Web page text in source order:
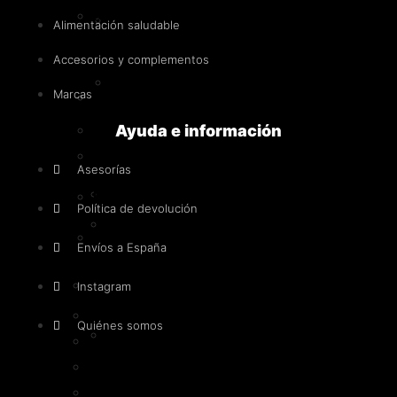
Intra-
-
de
Diuréticos
Anabólicos naturales
Con estimulantes
Proteínas
Iso - Aislado de suero
Alimentación saludable
Accesorios y complementos
Marcas
Ayuda e información
Asesorías
Política de devolución
Envíos a España
Instagram
Quiénes somos